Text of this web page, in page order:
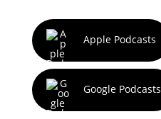
Apple Podcasts
Google Podcasts